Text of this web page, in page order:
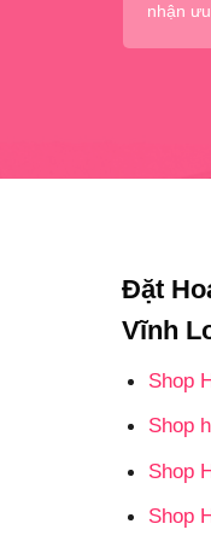
nhận
Đặt
Vĩnh
Shop
Shop
Shop
Shop